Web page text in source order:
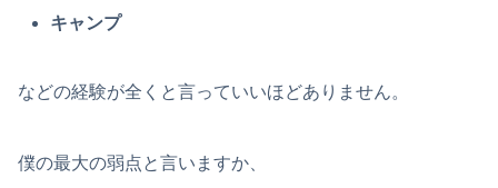
キャンプ
などの経験が全くと言っていいほどありません。
僕の最大の弱点と言いますか、